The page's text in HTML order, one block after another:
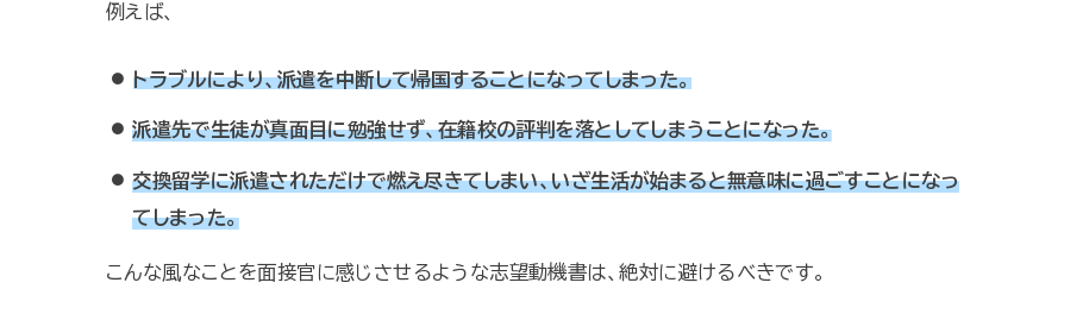
例えば、
トラブルにより、派遣を中断して帰国することになってしまった。
派遣先で生徒が真面目に勉強せず、在籍校の評判を落としてしまうことになった。
交換留学に派遣されただけで燃え尽きてしまい、いざ生活が始まると無意味に過ごすことになっ
てしまった。
こんな風なことを面接官に感じさせるような志望動機書は、絶対に避けるべきです。